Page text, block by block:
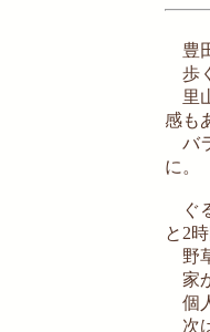
豊
歩
里
感も
バ
に。
ぐ
と2
野
家
個
次